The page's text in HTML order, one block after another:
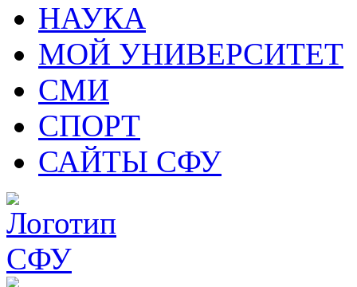
НАУКА
МОЙ УНИВЕРСИТЕТ
СМИ
СПОРТ
САЙТЫ СФУ